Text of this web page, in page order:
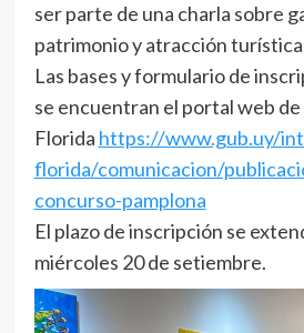
ser parte de una charla sobre
patrimonio y atracción
Las bases y formulario de
se encuentran el portal web
Florida https://www.gub.uy/
florida/comunicacion/
concurso-pamplona
El plazo de inscripción se
miércoles 20 de setiembre.